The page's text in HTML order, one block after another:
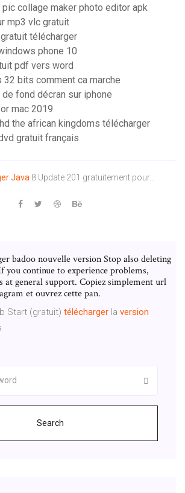
collage maker photo editor apk
mp3 vlc gratuit
télécharger
phone 10
pdf vers word
32 bits comment ca marche
fond décran sur iphone
mac 2019
the african kingdoms télécharger
gratuit français
Java8 Update 201 gratuitement pour...
badoo nouvelle version Stop also deleting
you continue to experience problems,
at general support. Copiez simplement url
et ouvrez cette pan.
Start (gratuit) télécharger la version
Search